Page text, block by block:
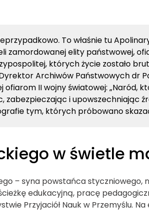
To właśnie tu
zamordowanej elity państwowej,
których życie zostało
Archiwów Państwowych dr
II wojny światowej: „Naród,
i upowszechniając
tym, których próbowano
w świetle
– syna powstańca styczniowego,
edukacyjną, pracę
Przyjaciół Nauk w Przemyślu.